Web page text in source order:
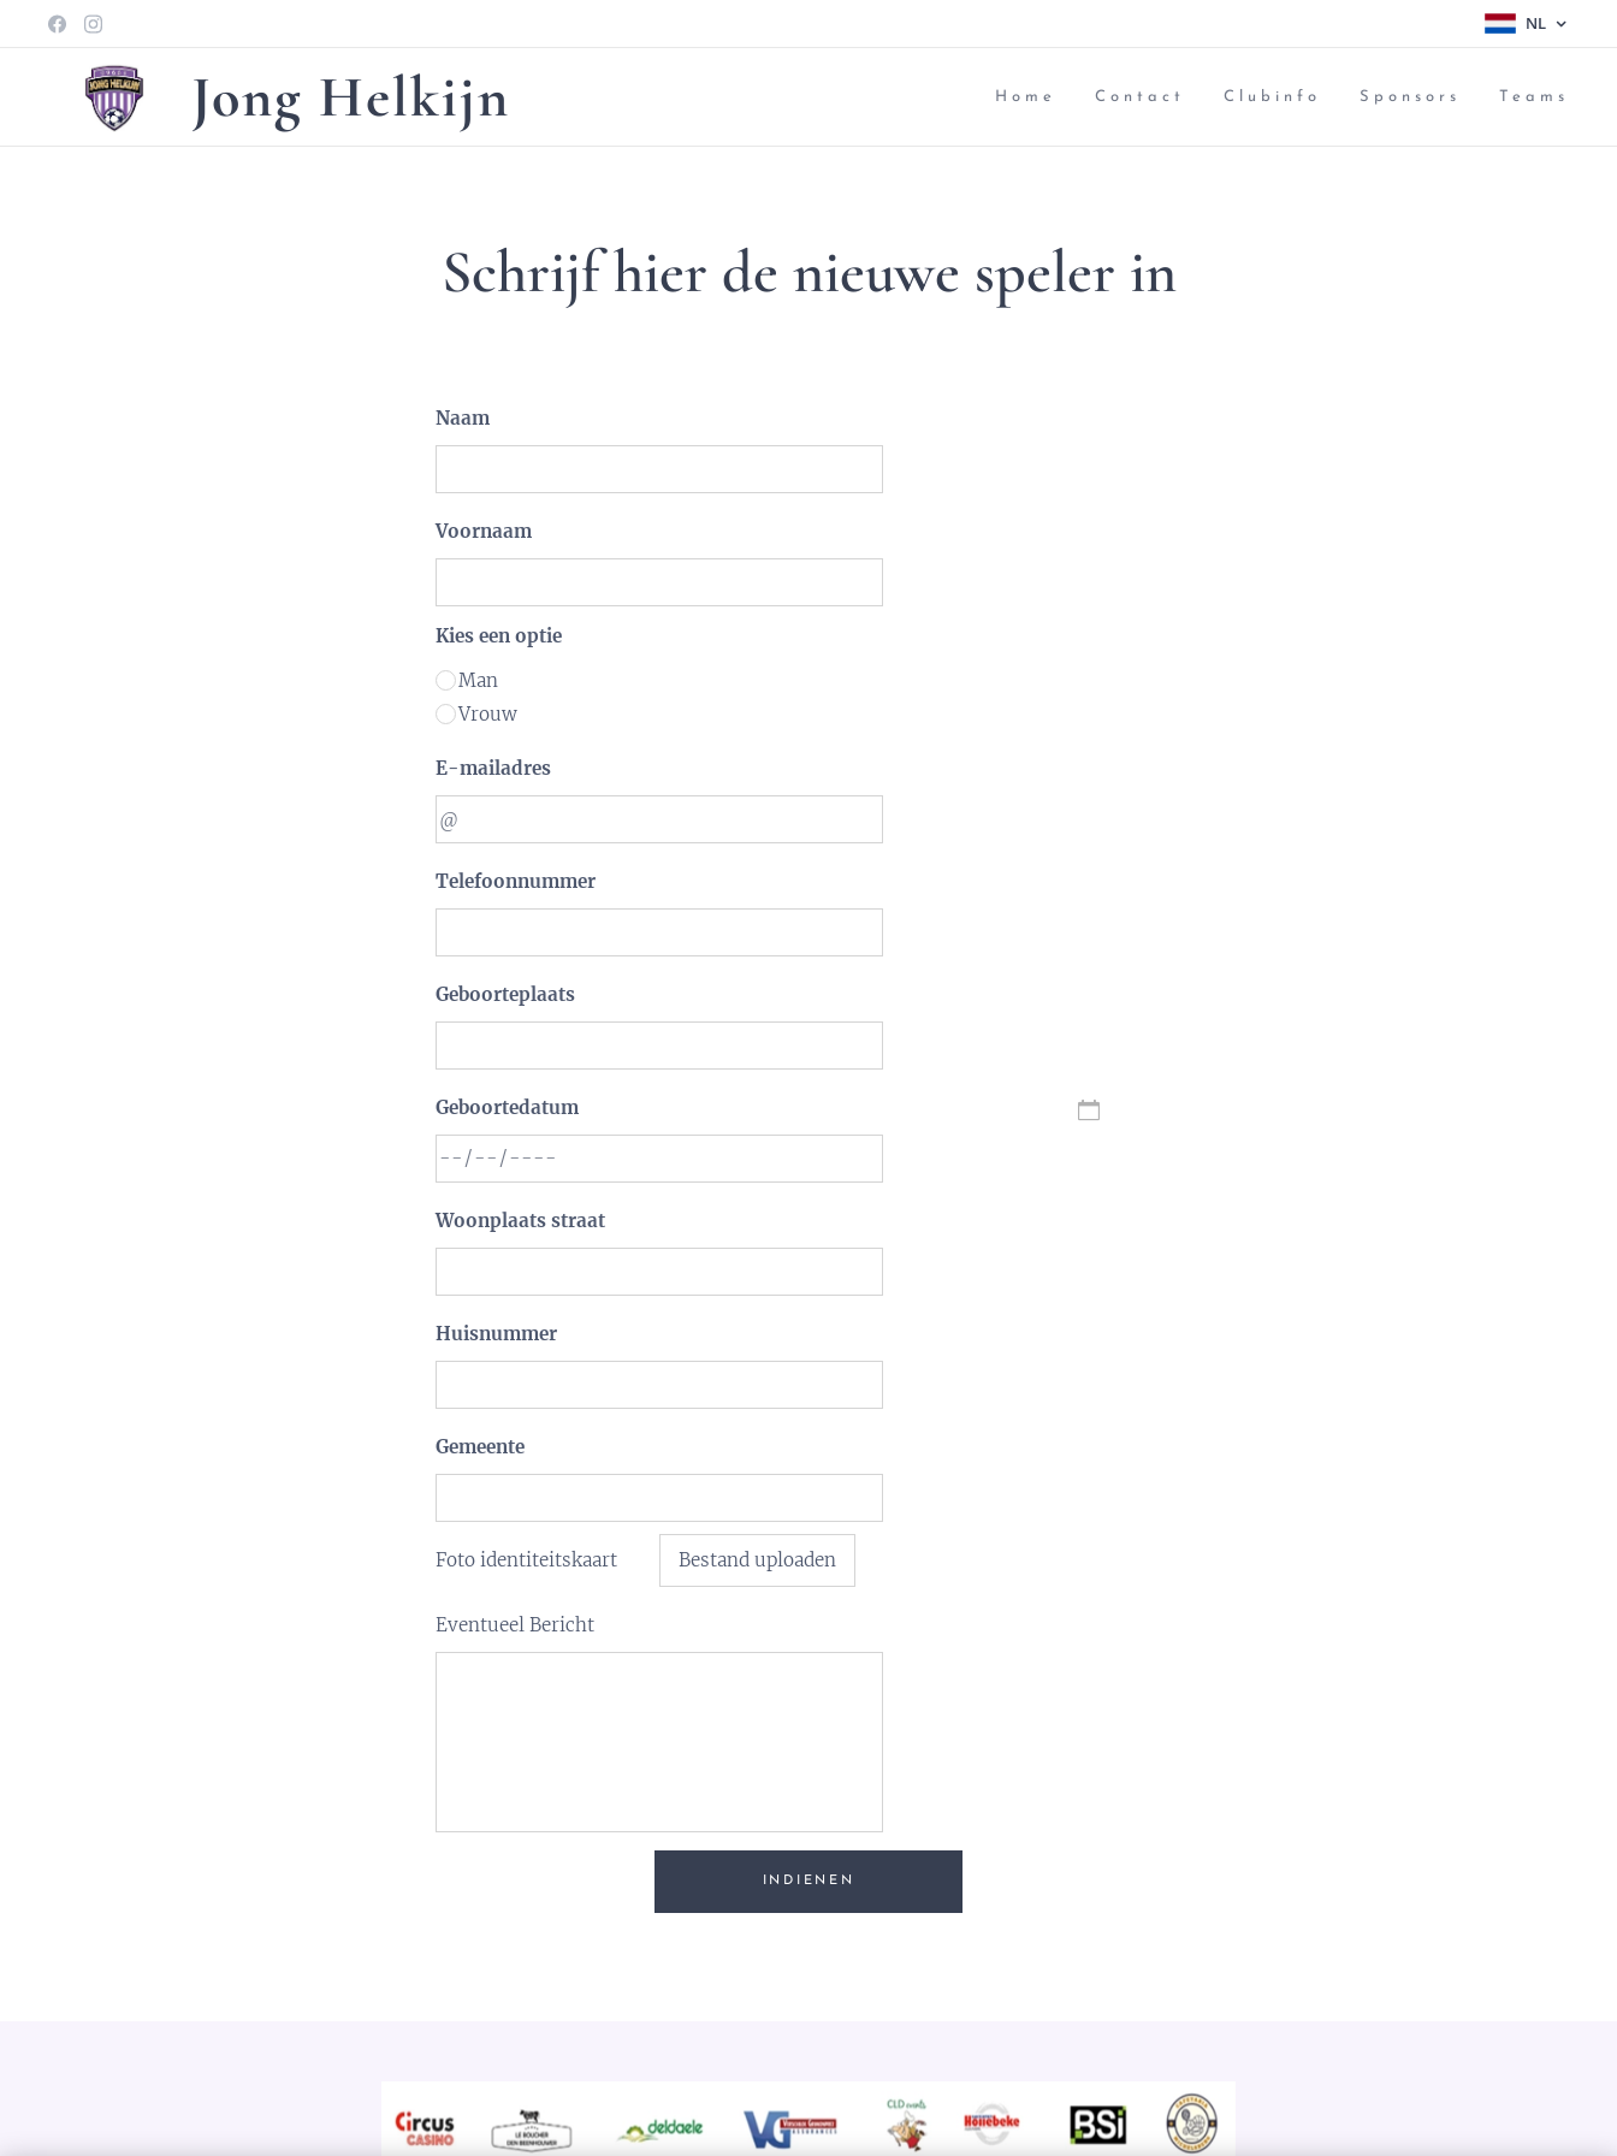
NL
Jong Helkijn Home Contact Clubinfo Sponsors Teams
Schrijf hier de nieuwe speler in
Naam
Voornaam
Kies een optie
Man
Vrouw
E-mailadres
Telefoonnummer
Geboorteplaats
Geboortedatum
Woonplaats straat
Huisnummer
Gemeente
Foto identiteitskaart Bestand uploaden
Eventueel Bericht
INDIENEN